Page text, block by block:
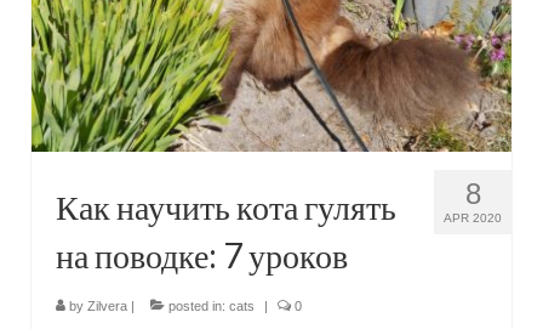
Brooches and pins
Сat jewellery
Earrings
Rings
Sea jewellery
Sets
8
APR 2020
Как научить кота гулять
на поводке: 7 уроков
by Zilvera | posted in: cats | 0